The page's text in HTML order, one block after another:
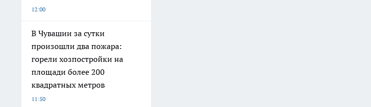
12:00
В Чувашии за сутки
произошли два пожара:
горели хозпостройки на
площади более 200
квадратных метров
11:50